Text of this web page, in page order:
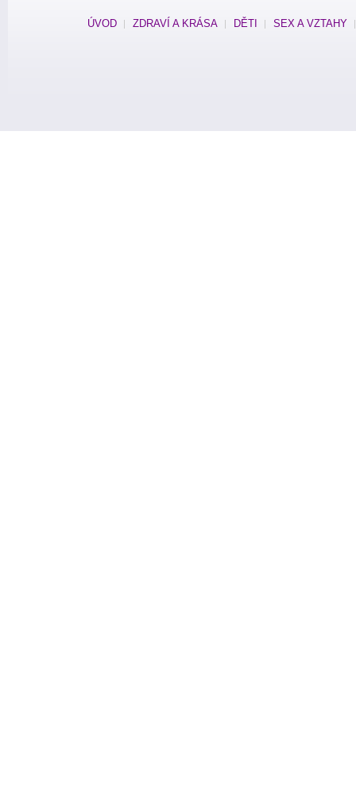
ÚVOD ZDRAVÍ A KRÁSA DĚTI SEX A VZTAHY